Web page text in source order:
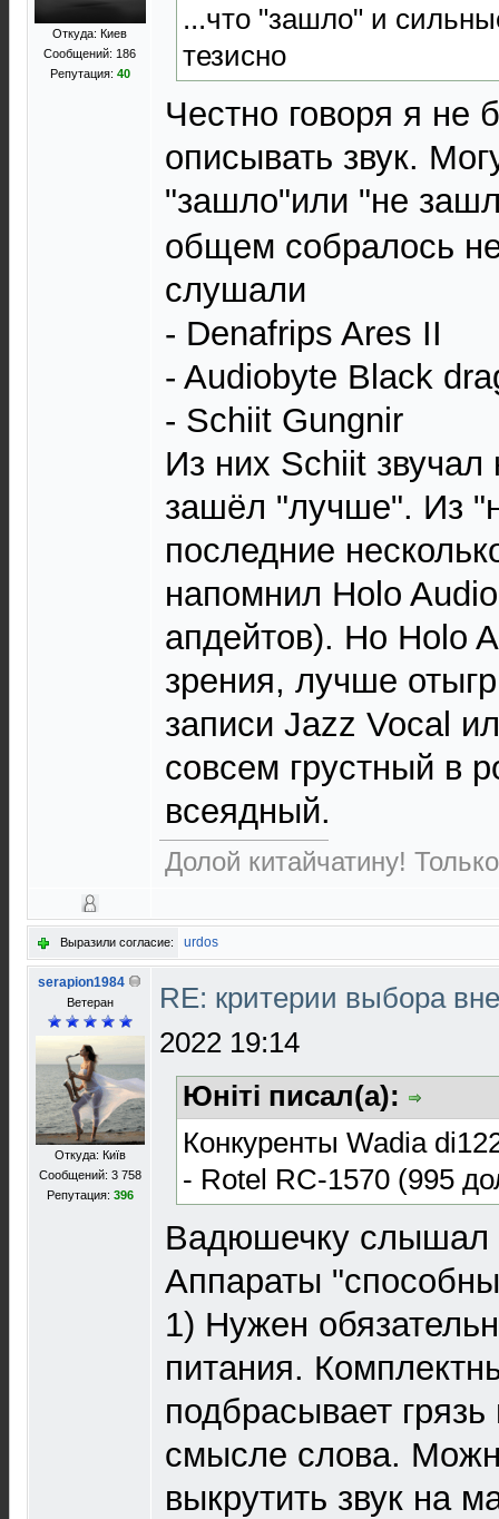
Откуда: Киев
Сообщений: 186
Репутация: 40
...что "зашло" и
тезисно
Честно говоря я не
описывать звук.
"зашло"или "не
общем собралось
слушали
- Denafrips Ares II
- Audiobyte Black
- Schiit Gungnir
Из них Schiit
зашёл "лучше". Из
последние
напомнил Holo
апдейтов). Но Holo
зрения, лучше
записи Jazz Vocal
совсем грустный в
всеядный.
Долой китайчатину!
Выразили согласие: urdos
serapion1984
Ветеран
Откуда: Київ
Сообщений: 3 758
Репутация: 396
RE: критерии выбора
2022 19:14
Юнiтi писал(а):
Конкуренты Wadia
- Rotel RC-1570 (995
Вадюшечку слышал
Аппараты
1) Нужен
питания.
подбрасывает
смысле слова.
выкрутить звук на